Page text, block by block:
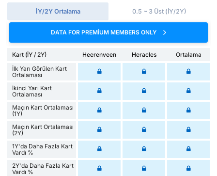
İY/2Y Ortalama 0.5 ~ 3 Üst (İY/2Y)
DATA FOR PREMIUM MEMBERS ONLY
Kart (İY / 2Y) Heerenveen Heracles
Ortalama
İlk Yarı Görülen Kart
Ortalaması
İkinci Yarı Kart
Ortalaması
Maçın Kart Ortalaması
(1Y)
Maçın Kart Ortalaması
(2Y)
1Y'da Daha Fazla Kart
Vardı %
2Y'da Daha Fazla Kart
Vardı %